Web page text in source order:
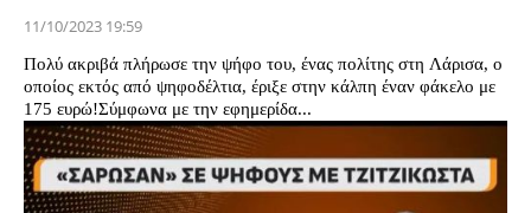
11/10/2023 19:59
Πολύ ακριβά πλήρωσε την ψήφο του, ένας πολίτης στη Λάρισα, ο
οποίος εκτός από ψηφοδέλτια, έριξε στην κάλπη έναν φάκελο με
175 ευρώ!Σύμφωνα με την εφημερίδα...